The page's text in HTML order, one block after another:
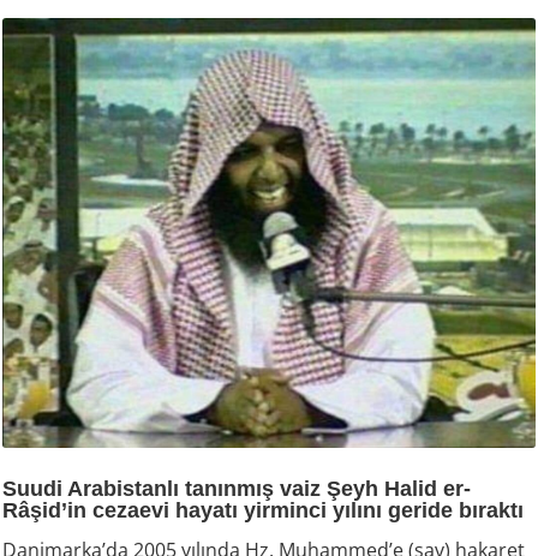
Suudi Arabistanlı tanınmış vaiz Şeyh Halid er-
Râşid’in cezaevi hayatı yirminci yılını geride bıraktı
Danimarka’da 2005 yılında Hz. Muhammed’e (sav) hakaret